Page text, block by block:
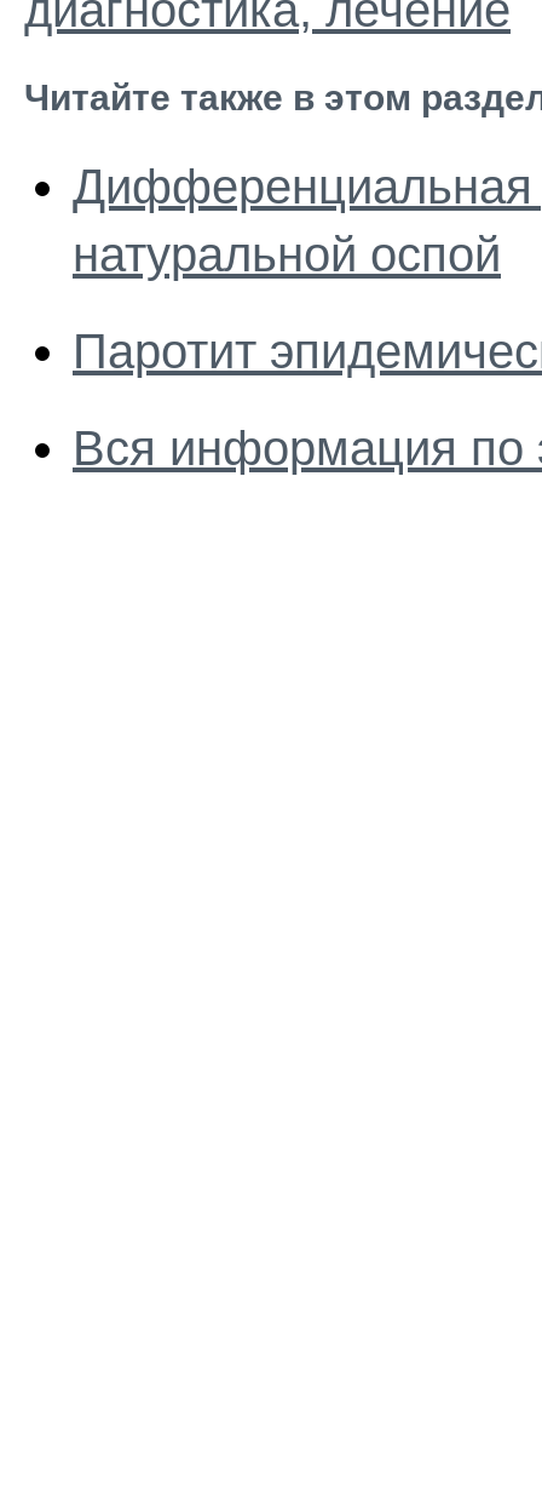
Читайте также в этом
Дифференциальная
натуральной оспой
Паротит
Вся информация по